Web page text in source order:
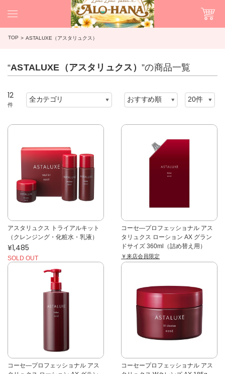
TOP ASTALUXE（アスタリュクス）
“ASTALUXE（アスタリュクス）”の商品一覧
12
件
アスタリュクス トライアルキット
（クレンジング・化粧水・乳液）
¥1,485
SOLD OUT
コーセ―プロフェッショナル アス
タリュクス ローション AX グラン
ドサイズ 360ml（詰め替え用）
￥来店会員限定
コーセ―プロフェッショナル アス
コーセープロフェッショナル アス